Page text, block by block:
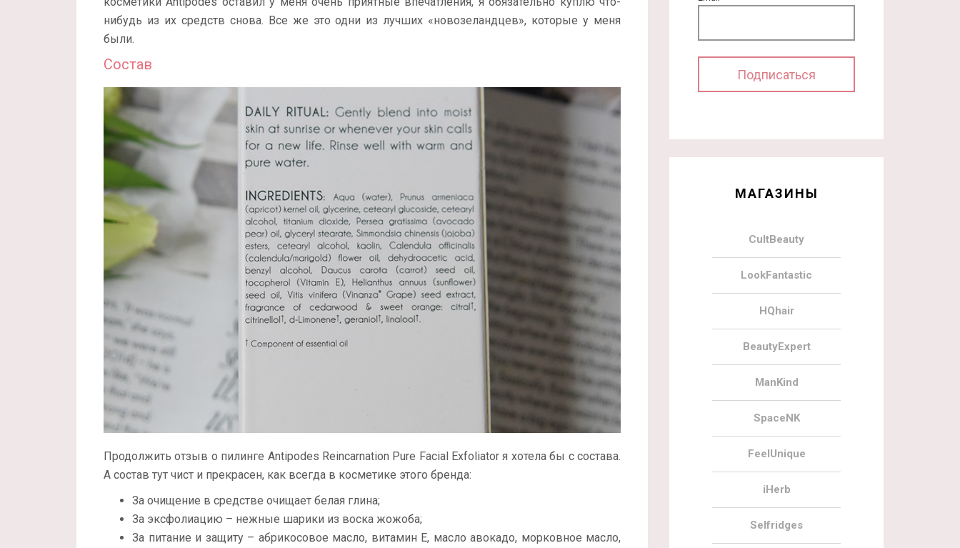
нибудь из их средств снова. Все же это одни из лучших «новозеландцев», которые у меня
были.
Состав
Продолжить отзыв о пилинге Antipodes Reincarnation Pure Facial Exfoliator я хотела бы с состава.
А состав тут чист и прекрасен, как всегда в косметике этого бренда:
За очищение в средстве очищает белая глина;
За эксфолиацию – нежные шарики из воска жожоба;
За питание и защиту – абрикосовое масло, витамин Е, масло авокадо, морковное масло,
МАГАЗИНЫ
CultBeauty
LookFantastic
HQhair
BeautyExpert
ManKind
SpaceNK
FeelUnique
iHerb
Selfridges